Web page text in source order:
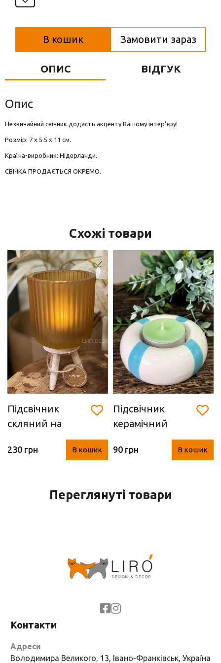
Вази для квітів
Фігурки та статуетки
В кошик Замовити зараз
ОПИС ВІДГУК
Опис
Незвичайний свічник додасть акценту Вашому інтер'єру!
Розмір: 7 х 5.5 х 11 см.
Країна-виробник: Нідерланди.
СВІЧКА ПРОДАЄТЬСЯ ОКРЕМО.
Схожі товари
Підсвічник
скляний на
ніжках (15 х 8,5
см)
230 грн В кошик
Підсвічник
керамічний
"блакитний" (8
см)
90 грн В кошик
Переглянуті товари
Контакти
Адреси
Володимира Великого, 13, Івано-Франківськ, Україна